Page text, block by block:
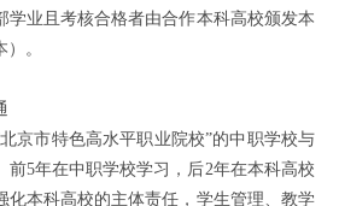
学业且考核合格者由合作本科高校颁发本
。
京市特色高水平职业院校”的中职学校与
前5年在中职学校学习，后2年在本科高校
化本科高校的主体责任，学生管理、教学